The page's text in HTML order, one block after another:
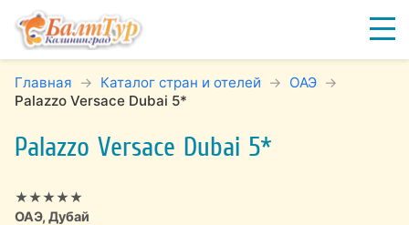
Главная Каталог стран и отелей
ОАЭ
Palazzo Versace Dubai 5*
Palazzo Versace Dubai 5*
★★★★★
ОАЭ, Дубай